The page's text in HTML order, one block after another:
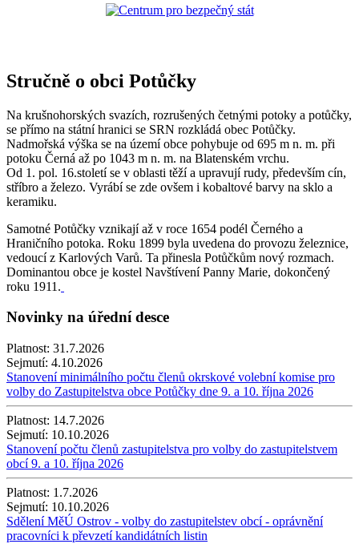
Stručně o obci Potůčky
Na krušnohorských svazích, rozrušených četnými potoky a potůčky,
se přímo na státní hranici se SRN rozkládá obec Potůčky.
Nadmořská výška se na území obce pohybuje od 695 m n. m. při
potoku Černá až po 1043 m n. m. na Blatenském vrchu.
Od 1. pol. 16.století se v oblasti těží a upravují rudy, především cín,
stříbro a železo. Vyrábí se zde ovšem i kobaltové barvy na sklo a
keramiku.
Samotné Potůčky vznikají až v roce 1654 podél Černého a
Hraničního potoka. Roku 1899 byla uvedena do provozu železnice,
vedoucí z Karlových Varů. Ta přinesla Potůčkům nový rozmach.
Dominantou obce je kostel Navštívení Panny Marie, dokončený
roku 1911.
Novinky na úřední desce
Platnost: 31.7.2026
Sejmutí: 4.10.2026
Stanovení minimálního počtu členů okrskové volební komise pro
volby do Zastupitelstva obce Potůčky dne 9. a 10. října 2026
Platnost: 14.7.2026
Sejmutí: 10.10.2026
Stanovení počtu členů zastupitelstva pro volby do zastupitelstvem
obcí 9. a 10. října 2026
Platnost: 1.7.2026
Sejmutí: 10.10.2026
Sdělení MěÚ Ostrov - volby do zastupitelstev obcí - oprávnění
pracovníci k převzetí kandidátních listin